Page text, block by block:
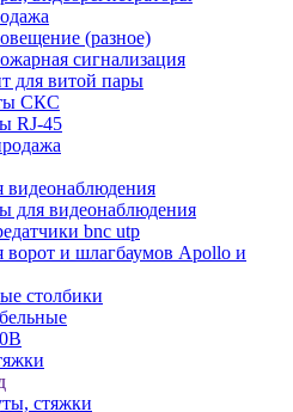
(разное)
сигнализация
для витой пары
СКС
RJ-45
видеонаблюдения
для видеонаблюдения
bnc utp
ворот и шлагбаумов Apollo и
столбики
стяжки